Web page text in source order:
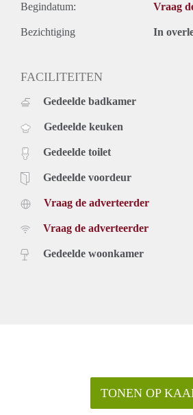
Begindatum: Vraag
Bezichtiging In
FACILITEITEN
Gedeelde badkamer
Gedeelde keuken
Gedeelde toilet
Gedeelde voordeur
Vraag de adverteerder
Vraag de adverteerder
Gedeelde woonkamer
TONEN OP